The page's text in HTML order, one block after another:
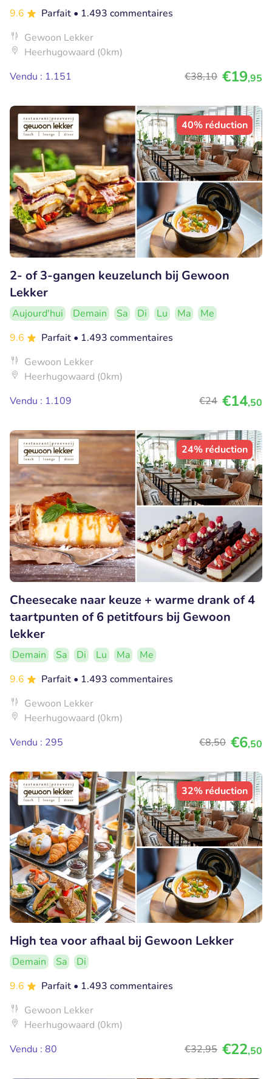
9.6 Parfait • 1.493 commentaires
Gewoon Lekker
Heerhugowaard (0km)
Vendu : 1.151
€38,10 €19,95
40% réduction
2- of 3-gangen keuzelunch bij Gewoon
Lekker
Aujourd'hui Demain Sa Di Lu Ma
Me
9.6
Parfait • 1.493 commentaires
Gewoon Lekker
Heerhugowaard (0km)
Vendu : 1.109
€24 €14,50
24% réduction
Cheesecake naar keuze + warme drank of 4
taartpunten of 6 petitfours bij Gewoon
lekker
Demain Sa Di Lu Ma
Me
9.6
Parfait • 1.493 commentaires
Gewoon Lekker
Heerhugowaard (0km)
Vendu : 295
€8,50 €6,50
32% réduction
High tea voor afhaal bij Gewoon Lekker
Demain Sa
Di
9.6
Parfait • 1.493 commentaires
Gewoon Lekker
Heerhugowaard (0km)
Vendu : 80
€32,95 €22,50